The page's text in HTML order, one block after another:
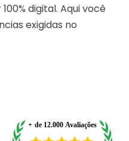
digital. Aqui você
exigidas no